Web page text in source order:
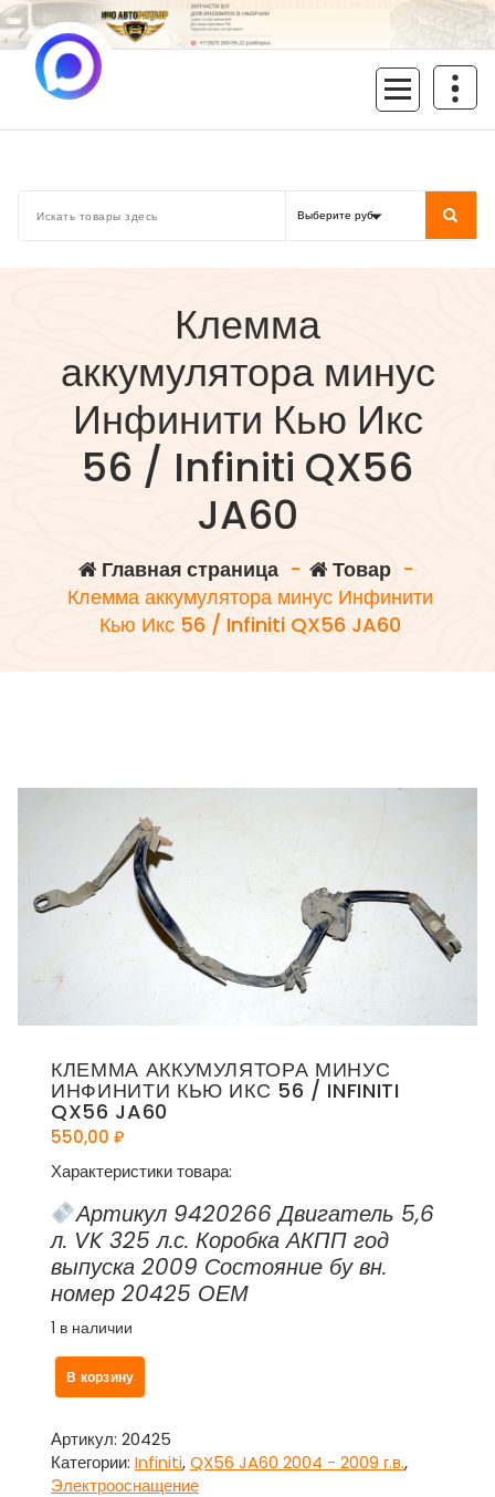
Перейти
к
содержимому
Клемма
аккумулятора минус
Инфинити Кью Икс
56 / Infiniti QX56
JA60
Главная страница- Товар-
Клемма аккумулятора минус Инфинити
Кью Икс 56 / Infiniti QX56 JA60
КЛЕММА АККУМУЛЯТОРА МИНУС
ИНФИНИТИ КЬЮ ИКС 56 / INFINITI
QX56 JA60
550,00 ₽
Характеристики товара:
Артикул 9420266 Двигатель 5,6
л. VK 325 л.с. Коробка АКПП год
выпуска 2009 Состояние бу вн.
номер 20425 ОЕМ
1 в наличии
Количество
товара
аккумулятора
минус
Инфинити
В корзину
Артикул: 20425
Категории: Infiniti,QX56 JA60 2004 - 2009 г.в.,
Электрооснащение